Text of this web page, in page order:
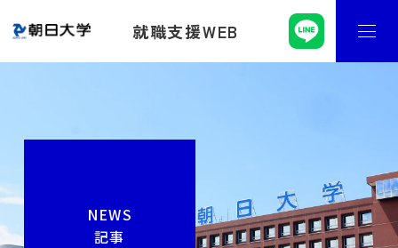
就職支援WEB
NEWS
記事